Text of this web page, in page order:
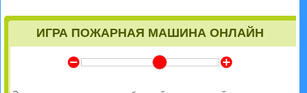
ИГРА ПОЖАРНАЯ МАШИНА ОНЛАЙН
Y Z